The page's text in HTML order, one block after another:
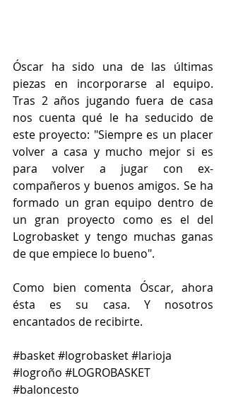
Óscar ha sido una de las últimas
piezas en incorporarse al equipo.
Tras 2 años jugando fuera de casa
nos cuenta qué le ha seducido de
este proyecto: "Siempre es un placer
volver a casa y mucho mejor si es
para volver a jugar con ex-
compañeros y buenos amigos. Se ha
formado un gran equipo dentro de
un gran proyecto como es el del
Logrobasket y tengo muchas ganas
de que empiece lo bueno".
Como bien comenta Óscar, ahora
ésta es su casa. Y nosotros
encantados de recibirte.
#basket#logrobasket#larioja
#logroño #LOGROBASKET
#baloncesto